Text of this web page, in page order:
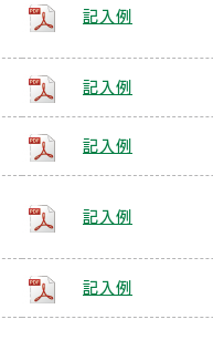
記入例
記入例
記入例
記入例
記入例